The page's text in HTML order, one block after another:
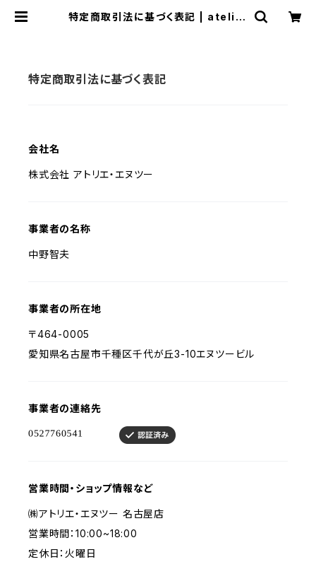
特定商取引法に基づく表記 | atelier
特定商取引法に基づく表記
会社名
株式会社 アトリエ・エヌツー
事業者の名称
中野智夫
事業者の所在地
〒464-0005
愛知県名古屋市千種区千代が丘3-10エヌツービル
事業者の連絡先
営業時間・ショップ情報など
㈱アトリエ・エヌツー 名古屋店
営業時間：10:00~18:00
定休日：火曜日